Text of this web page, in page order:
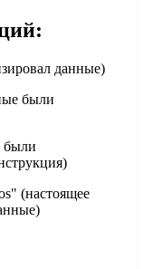
данные)
были
были
(настоящее